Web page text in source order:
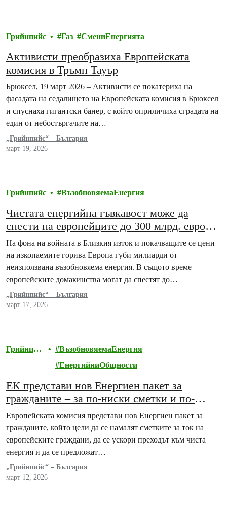
Грийнпийс Газ СмениЕнергията
Активисти преобразиха Европейската
комисия в Тръмп Тауър
Брюксел, 19 март 2026 – Активисти се покатериха на
фасадата на седалището на Европейската комисия в Брюксел
и спуснаха гигантски банер, с който оприличиха сградата на
един от небостъргачите на…
„Грийнпийс“ – България
март 19, 2026
Грийнпийс ВъзобновяемаЕнергия
Чистата енергийна гъвкавост може да
спести на европейците до 300 млрд. евро
годишно и разкрива голям потенциал за
България
На фона на войната в Близкия изток и покачващите се цени
на изкопаемите горива Европа губи милиарди от
неизползвана възобновяема енергия. В същото време
европейските домакинства могат да спестят до…
„Грийнпийс“ – България
март 17, 2026
Грийнпий
ВъзобновяемаЕнергия
ЕнергийниОбщности
ЕК представи нов Енергиен пакет за
гражданите – за по-ниски сметки и по-
чиста енергия
Европейската комисия представи нов Енергиен пакет за
гражданите, който цели да се намалят сметките за ток на
европейските граждани, да се ускори преходът към чиста
енергия и да се предложат…
„Грийнпийс“ – България
март 12, 2026